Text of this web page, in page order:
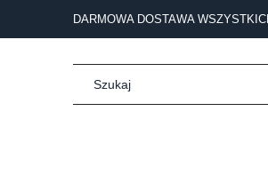
DARMOWA DOSTAWA